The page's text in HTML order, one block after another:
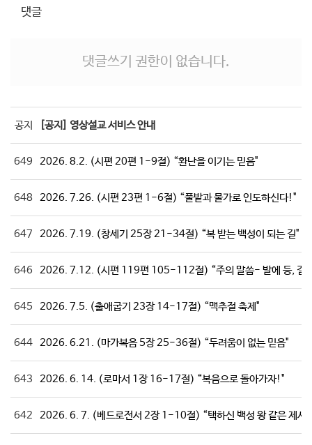
댓글
댓글쓰기 권한이 없습니다.
공지 [공지] 영상설교 서비스 안내
649 2026. 8.2. (시편 20편 1-9절) “환난을 이기는 믿음"
648 2026. 7.26. (시편 23편 1-6절) “풀밭과 물가로 인도하신다!"
647 2026. 7.19. (창세기 25장 21-34절) “복 받는 백성이 되는 길"
646 2026. 7.12. (시편 119편 105-112절) “주의 말씀- 발에 등, 길
645 2026. 7.5. (출애굽기 23장 14-17절) “맥추절 축제"
644 2026. 6.21. (마가복음 5장 25-36절) “두려움이 없는 믿음"
643 2026. 6. 14. (로마서 1장 16-17절) “복음으로 돌아가자!"
642 2026. 6. 7. (베드로전서 2장 1-10절) “택하신 백성 왕 같은 제사